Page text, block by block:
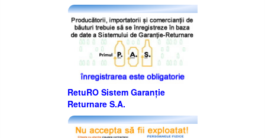
RetuRO Sistem Garanție
Returnare S.A.